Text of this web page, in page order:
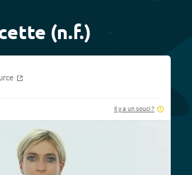
(n.f.)
Il y a un souci ?